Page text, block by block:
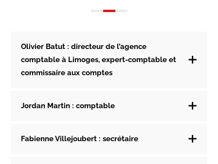
Olivier Batut : directeur de l’agence
comptable à Limoges, expert-comptable et
commissaire aux comptes
Jordan Martin : comptable
Fabienne Villejoubert : secrétaire